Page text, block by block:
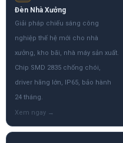
Đèn Nhà Xưởng
Giải pháp chiếu sáng công
nghiệp thế hệ mới cho nhà
xưởng, kho bãi, nhà máy sản xuất.
Chip SMD 2835 chống chói,
driver hãng lớn, IP65, bảo hành
24 tháng.